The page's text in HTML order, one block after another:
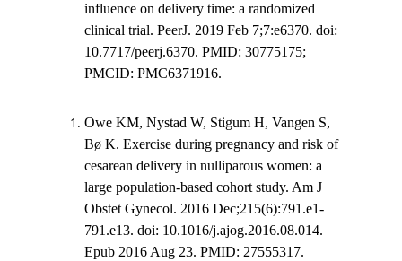
influence on delivery time: a randomized
clinical trial. PeerJ. 2019 Feb 7;7:e6370. doi:
10.7717/peerj.6370. PMID: 30775175;
PMCID: PMC6371916.
Owe KM, Nystad W, Stigum H, Vangen S,
Bø K. Exercise during pregnancy and risk of
cesarean delivery in nulliparous women: a
large population-based cohort study. Am J
Obstet Gynecol. 2016 Dec;215(6):791.e1-
791.e13. doi: 10.1016/j.ajog.2016.08.014.
Epub 2016 Aug 23. PMID: 27555317.